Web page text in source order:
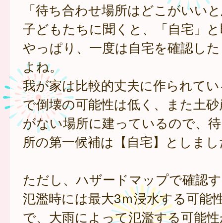
「待ち合わせ場所はどこがいい
子どもたちに聞くと、「自宅」
やっぱり、一度は自宅を確認し
よね。
我が家は比較的丈夫に作られて
で倒壊の可能性は低く、また土
がない場所に建っているので、
所の第一候補は【自宅】としま
ただし、ハザードマップで確認
氾濫時には最大3ｍ浸水する可能
で、大雨によって氾濫する可能